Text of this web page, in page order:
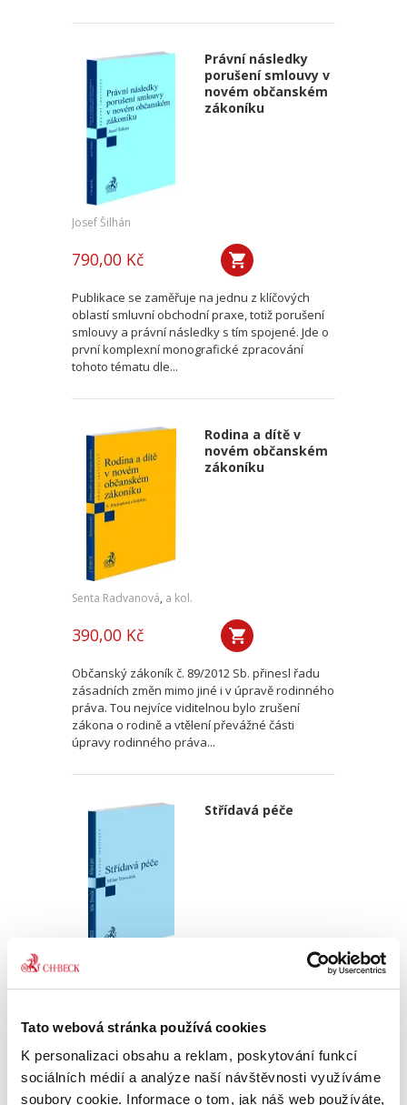
Tato webová stránka používá cookies
K personalizaci obsahu a reklam, poskytování funkcí
sociálních médií a analýze naší návštěvnosti využíváme
soubory cookie. Informace o tom, jak náš web používáte,
Právní následky
porušení smlouvy v
novém občanském
zákoníku
Josef Šilhán
790,00 Kč
Publikace se zaměřuje na jednu z klíčových
oblastí smluvní obchodní praxe, totiž porušení
smlouvy a právní následky s tím spojené. Jde o
první komplexní monografické zpracování
tohoto tématu dle...
Rodina a dítě v
novém občanském
zákoníku
Senta Radvanová, a kol.
390,00 Kč
Občanský zákoník č. 89/2012 Sb. přinesl řadu
zásadních změn mimo jiné i v úpravě rodinného
práva. Tou nejvíce viditelnou bylo zrušení
zákona o rodině a vtělení převážné části
úpravy rodinného práva...
Střídavá péče
Milan Trávníček
Publikace se zabývá současnou právní
úpravou střídavé péče v občanském zákoníku
a shrnuje, k jakým změnám došlo oproti úpravě
v zákoně o rodině, přičemž vychází zejména z